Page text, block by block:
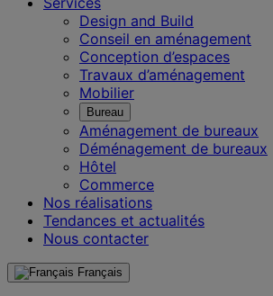
Design and Build
Conseil en aménagement
Conception d’espaces
Travaux d’aménagement
Mobilier
Bureau
Aménagement de bureaux
Déménagement de bureaux
Hôtel
Commerce
Nos réalisations
Tendances et actualités
Nous contacter
Français